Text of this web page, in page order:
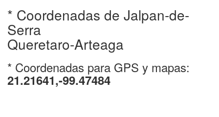
* Coordenadas de Jalpan-de-
Serra
Queretaro-Arteaga
* Coordenadas para GPS y mapas:
21.21641,-99.47484